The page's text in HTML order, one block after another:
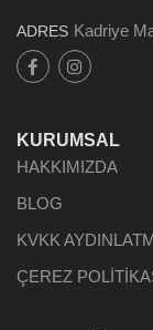
ADRES Kadriye
KURUMSAL
HAKKIMIZDA
BLOG
KVKK
ÇEREZ